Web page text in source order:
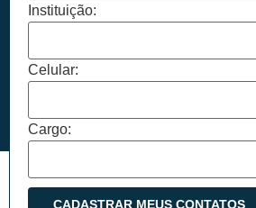
Instituição:
Celular:
Cargo: